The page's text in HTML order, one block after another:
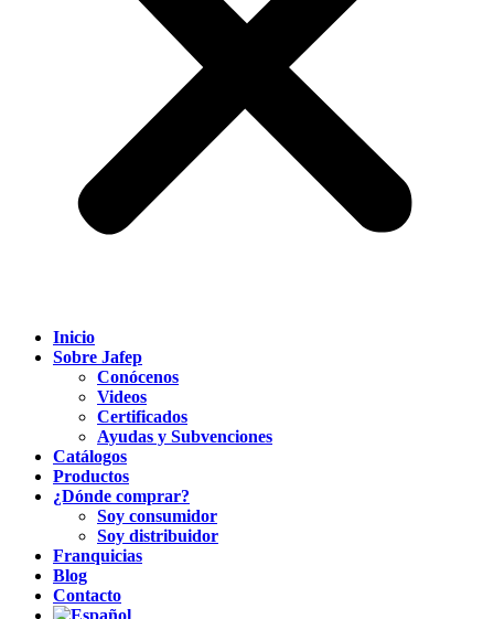
Inicio
Sobre Jafep
Conócenos
Videos
Certificados
Ayudas y Subvenciones
Catálogos
Productos
¿Dónde comprar?
Soy consumidor
Soy distribuidor
Franquicias
Blog
Contacto